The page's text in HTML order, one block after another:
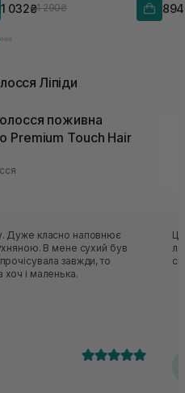
1 032₴1 290₴
Ліпіди
поживна
Premium Touch Hair
Дуже класно наповнює
В мене сухий був
завжди, то
і маленька.
Цікава